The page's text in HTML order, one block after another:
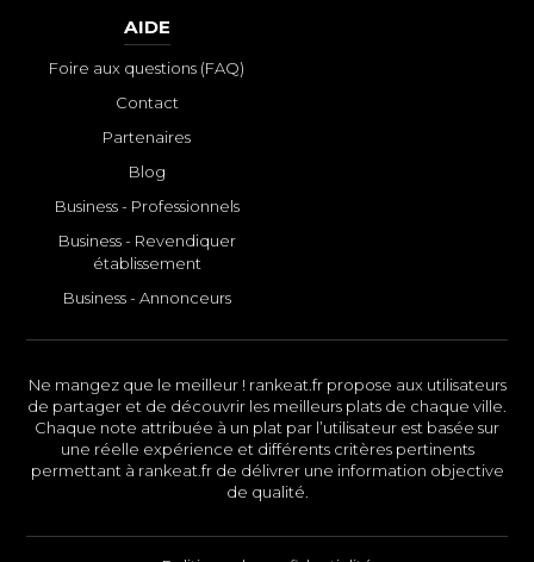
AIDE
Foire aux questions (FAQ)
Contact
Partenaires
Blog
Business - Professionnels
Business - Revendiquer
établissement
Business - Annonceurs
Ne mangez que le meilleur ! rankeat.fr propose aux utilisateurs
de partager et de découvrir les meilleurs plats de chaque ville.
Chaque note attribuée à un plat par l’utilisateur est basée sur
une réelle expérience et différents critères pertinents
permettant à rankeat.fr de délivrer une information objective
de qualité.